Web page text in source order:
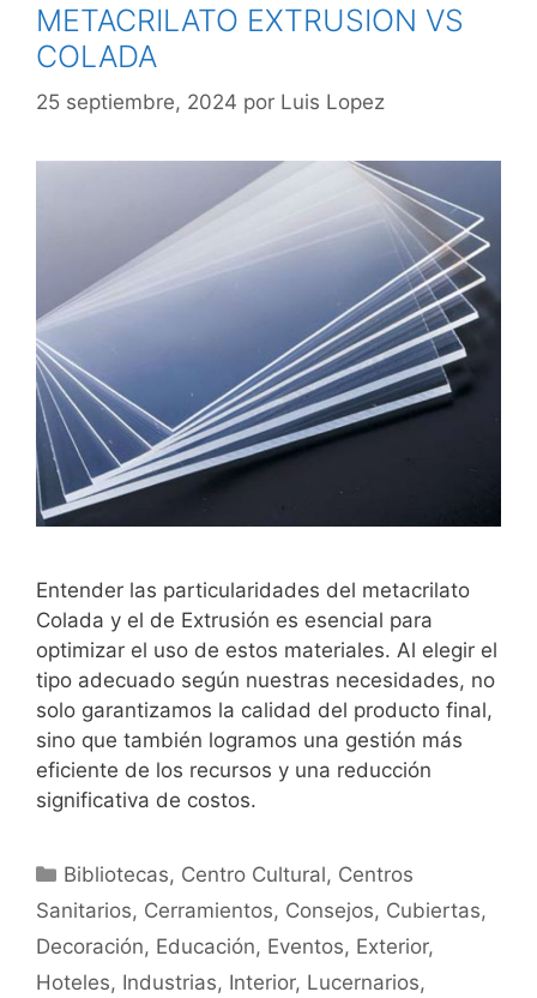
METACRILATO EXTRUSION VS
COLADA
25 septiembre, 2024 por Luis Lopez
Entender las particularidades del metacrilato
Colada y el de Extrusión es esencial para
optimizar el uso de estos materiales. Al elegir el
tipo adecuado según nuestras necesidades, no
solo garantizamos la calidad del producto final,
sino que también logramos una gestión más
eficiente de los recursos y una reducción
significativa de costos.
Bibliotecas, Centro Cultural, Centros
Sanitarios, Cerramientos, Consejos, Cubiertas,
Decoración, Educación, Eventos, Exterior,
Hoteles, Industrias, Interior, Lucernarios,